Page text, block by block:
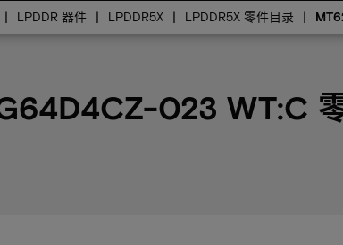
LPDDR 器件 LPDDR5X LPDDR5X 零件目录
023 WT:C